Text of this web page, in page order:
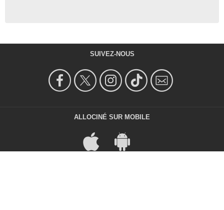
SUIVEZ-NOUS
ALLOCINÉ SUR MOBILE